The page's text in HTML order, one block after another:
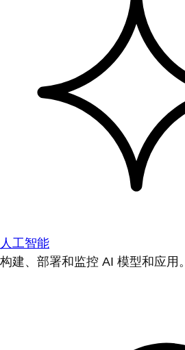
人工智能
构建、部署和监控 AI 模型和应用。